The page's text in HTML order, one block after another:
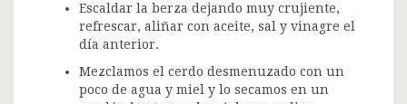
Escaldar la berza dejando muy crujiente,
refrescar, aliñar con aceite, sal y vinagre el
día anterior.
Mezclamos el cerdo desmenuzado con un
poco de agua y miel y lo secamos en un